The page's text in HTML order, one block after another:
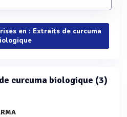
en : Extraits de curcuma
curcuma biologique (3)